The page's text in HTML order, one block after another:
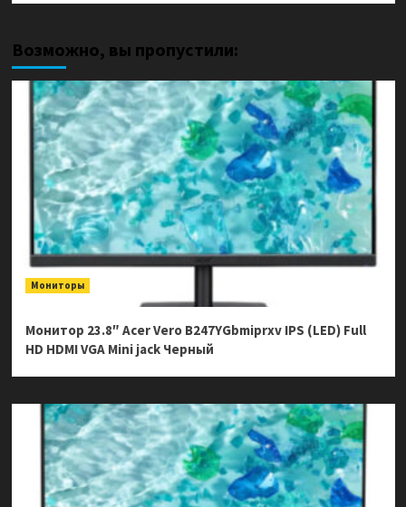
Возможно, вы пропустили:
Мониторы
Монитор 23.8″ Acer Vero B247YGbmiprxv IPS (LED) Full
HD HDMI VGA Mini jack Черный